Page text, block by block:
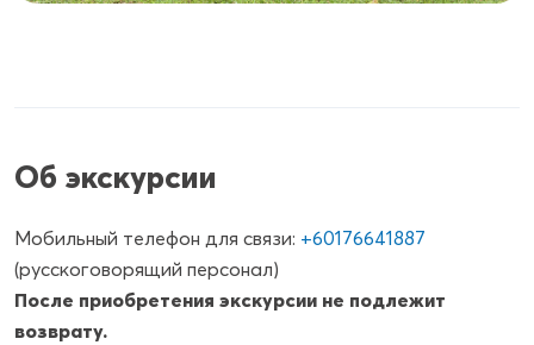
Об экскурсии
Мобильный телефон для связи: +60176641887
(русскоговорящий персонал)
После приобретения экскурсии не подлежит
возврату.